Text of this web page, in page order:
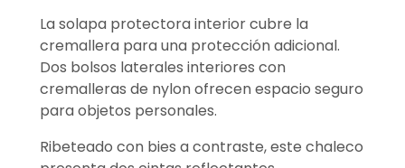
La solapa protectora interior cubre la
cremallera para una protección adicional.
Dos bolsos laterales interiores con
cremalleras de nylon ofrecen espacio seguro
para objetos personales.
Ribeteado con bies a contraste, este chaleco